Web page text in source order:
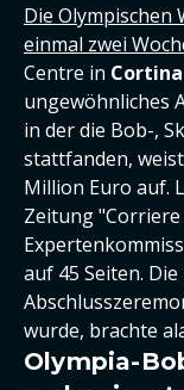
Die Olympischen
einmal zwei
Centre in Cortina
ungewöhnliches
in der die Bob-,
stattfanden,
Million Euro auf.
Zeitung
auf 45 Seiten.
wurde, brachte
Olympia-